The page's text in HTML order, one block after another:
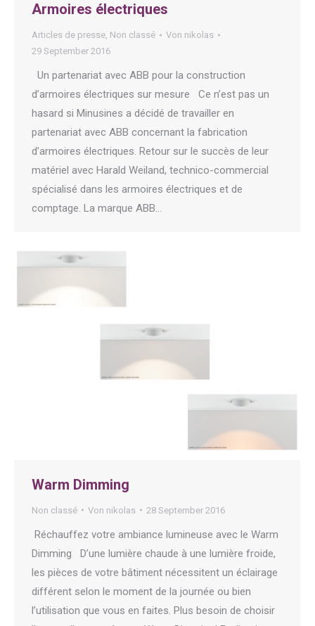
Armoires électriques
Articles de presse, Non classé Von nikolas
29 September 2016
Un partenariat avec ABB pour la construction
d’armoires électriques sur mesure Ce n’est pas un
hasard si Minusines a décidé de travailler en
partenariat avec ABB concernant la fabrication
d’armoires électriques. Retour sur le succès de leur
matériel avec Harald Weiland, technico-commercial
spécialisé dans les armoires électriques et de
comptage. La marque ABB…
Warm Dimming
Non classé Von nikolas 28 September 2016
Réchauffez votre ambiance lumineuse avec le Warm
Dimming D’une lumière chaude à une lumière froide,
les pièces de votre bâtiment nécessitent un éclairage
différent selon le moment de la journée ou bien
l’utilisation que vous en faites. Plus besoin de choisir